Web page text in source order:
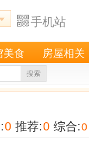
手机站
美食 房屋相关
搜索
0 推荐:0 综合:0